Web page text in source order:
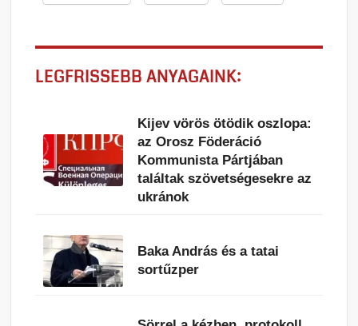
LEGFRISSEBB ANYAGAINK:
Kijev vörös ötödik oszlopa:
az Orosz Föderáció
Kommunista Pártjában
találtak szövetségesekre az
ukránok
Baka András és a tatai
sortűzper